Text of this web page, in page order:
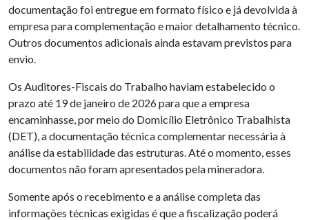
documentação foi entregue em formato físico e já devolvida à
empresa para complementação e maior detalhamento técnico.
Outros documentos adicionais ainda estavam previstos para
envio.
Os Auditores-Fiscais do Trabalho haviam estabelecido o
prazo até 19 de janeiro de 2026 para que a empresa
encaminhasse, por meio do Domicílio Eletrônico Trabalhista
(DET), a documentação técnica complementar necessária à
análise da estabilidade das estruturas. Até o momento, esses
documentos não foram apresentados pela mineradora.
Somente após o recebimento e a análise completa das
informações técnicas exigidas é que a fiscalização poderá